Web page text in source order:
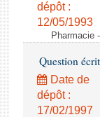
Questions
Comptes
dépôt :
12/05/1993
Pharmacie
Question
Date de
dépôt :
17/02/1997